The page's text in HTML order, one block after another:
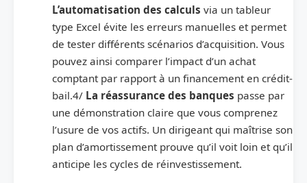
L’automatisation des calculs via un tableur
type Excel évite les erreurs manuelles et permet
de tester différents scénarios d’acquisition. Vous
pouvez ainsi comparer l’impact d’un achat
comptant par rapport à un financement en crédit-
bail.4/ La réassurance des banques passe par
une démonstration claire que vous comprenez
l’usure de vos actifs. Un dirigeant qui maîtrise son
plan d’amortissement prouve qu’il voit loin et qu’il
anticipe les cycles de réinvestissement.